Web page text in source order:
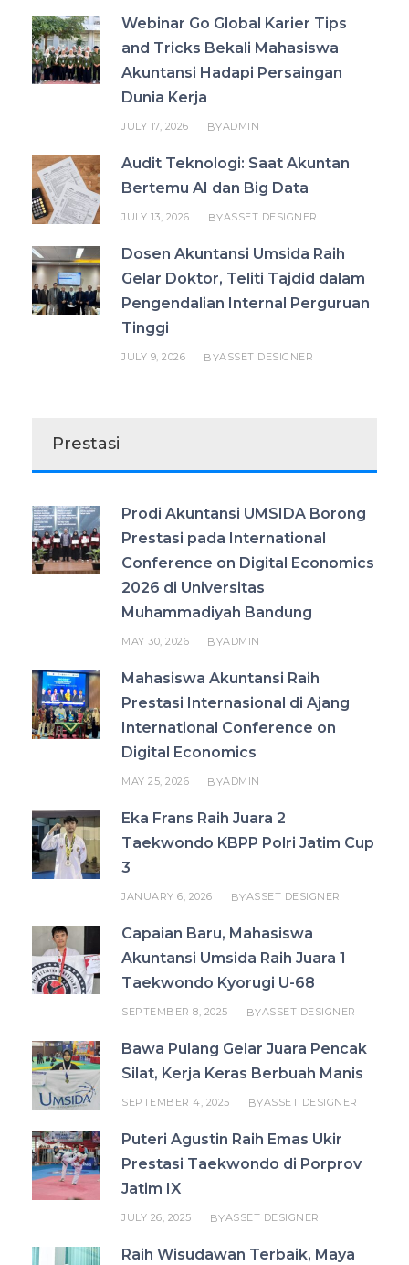
Webinar Go Global Karier Tips
and Tricks Bekali Mahasiswa
Akuntansi Hadapi Persaingan
Dunia Kerja
JULY 17, 2026 BYADMIN
Audit Teknologi: Saat Akuntan
Bertemu AI dan Big Data
JULY 13, 2026 BYASSET DESIGNER
Dosen Akuntansi Umsida Raih
Gelar Doktor, Teliti Tajdid dalam
Pengendalian Internal Perguruan
Tinggi
JULY 9, 2026 BYASSET DESIGNER
Prestasi
Prodi Akuntansi UMSIDA Borong
Prestasi pada International
Conference on Digital Economics
2026 di Universitas
Muhammadiyah Bandung
MAY 30, 2026 BYADMIN
Mahasiswa Akuntansi Raih
Prestasi Internasional di Ajang
International Conference on
Digital Economics
MAY 25, 2026 BYADMIN
Eka Frans Raih Juara 2
Taekwondo KBPP Polri Jatim Cup
3
JANUARY 6, 2026 BYASSET DESIGNER
Capaian Baru, Mahasiswa
Akuntansi Umsida Raih Juara 1
Taekwondo Kyorugi U-68
SEPTEMBER 8, 2025 BYASSET DESIGNER
Bawa Pulang Gelar Juara Pencak
Silat, Kerja Keras Berbuah Manis
SEPTEMBER 4, 2025 BYASSET DESIGNER
Puteri Agustin Raih Emas Ukir
Prestasi Taekwondo di Porprov
Jatim IX
JULY 26, 2025 BYASSET DESIGNER
Raih Wisudawan Terbaik, Maya